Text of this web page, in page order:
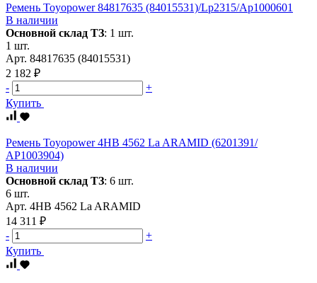
Ремень Toyopower 84817635 (84015531)/Lp2315/Ap1000601
В наличии
Основной склад ТЗ: 1 шт.
1 шт.
Арт. 84817635 (84015531)
2 182 ₽
-
+
Купить
Ремень Toyopower 4HB 4562 La ARAMID (6201391/
АР1003904)
В наличии
Основной склад ТЗ: 6 шт.
6 шт.
Арт. 4HB 4562 La ARAMID
14 311 ₽
-
+
Купить